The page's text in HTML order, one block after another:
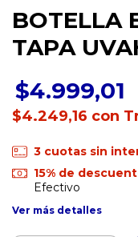
BOTELLA
TAPA
$4.999,01
$4.249,16 con
3 cuotas sin
15% de
Efectivo
Ver más detalles